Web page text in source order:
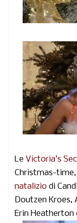
LeVictoria’s
Christmas-time,
nataliziodi
Doutzen Kroes,
Erin Heatherton